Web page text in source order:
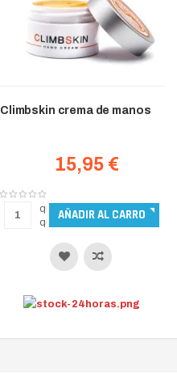
Climbskin crema de manos
15,95 €